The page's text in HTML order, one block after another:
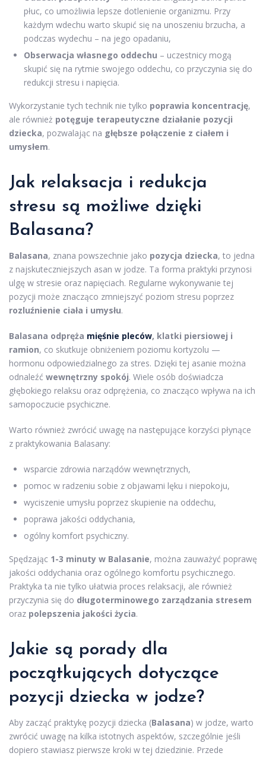
płuc, co umożliwia lepsze dotlenienie organizmu. Przy
każdym wdechu warto skupić się na unoszeniu brzucha, a
podczas wydechu – na jego opadaniu,
Obserwacja własnego oddechu – uczestnicy mogą
skupić się na rytmie swojego oddechu, co przyczynia się do
redukcji stresu i napięcia.
Wykorzystanie tych technik nie tylko poprawia koncentrację,
ale również potęguje terapeutyczne działanie pozycji
dziecka, pozwalając na głębsze połączenie z ciałem i
umysłem.
Jak relaksacja i redukcja
stresu są możliwe dzięki
Balasana?
Balasana, znana powszechnie jako pozycja dziecka, to jedna
z najskuteczniejszych asan w jodze. Ta forma praktyki przynosi
ulgę w stresie oraz napięciach. Regularne wykonywanie tej
pozycji może znacząco zmniejszyć poziom stresu poprzez
rozluźnienie ciała i umysłu.
Balasana odpręża mięśnie pleców, klatki piersiowej i
ramion, co skutkuje obniżeniem poziomu kortyzolu —
hormonu odpowiedzialnego za stres. Dzięki tej asanie można
odnaleźć wewnętrzny spokój. Wiele osób doświadcza
głębokiego relaksu oraz odprężenia, co znacząco wpływa na ich
samopoczucie psychiczne.
Warto również zwrócić uwagę na następujące korzyści płynące
z praktykowania Balasany:
wsparcie zdrowia narządów wewnętrznych,
pomoc w radzeniu sobie z objawami lęku i niepokoju,
wyciszenie umysłu poprzez skupienie na oddechu,
poprawa jakości oddychania,
ogólny komfort psychiczny.
Spędzając 1-3 minuty w Balasanie, można zauważyć poprawę
jakości oddychania oraz ogólnego komfortu psychicznego.
Praktyka ta nie tylko ułatwia proces relaksacji, ale również
przyczynia się do długoterminowego zarządzania stresem
oraz polepszenia jakości życia.
Jakie są porady dla
początkujących dotyczące
pozycji dziecka w jodze?
Aby zacząć praktykę pozycji dziecka (Balasana) w jodze, warto
zwrócić uwagę na kilka istotnych aspektów, szczególnie jeśli
dopiero stawiasz pierwsze kroki w tej dziedzinie. Przede